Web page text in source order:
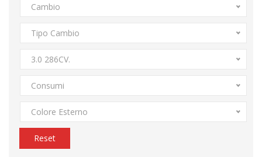
Cambio
Tipo Cambio
3.0 286CV.
Consumi
Colore Esterno
Reset